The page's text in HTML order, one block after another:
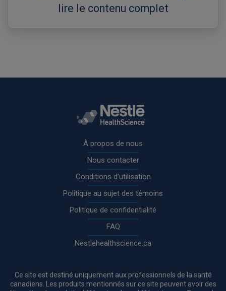
lire le contenu complet
À propos de nous
Nous contacter
Conditions d’utilisation
Politique au sujet des témoins
Politique de confidentialité
FAQ
Nestlehealthscience.ca
Ce site est destiné uniquement aux professionnels de la santé
canadiens. Les produits mentionnés sur ce site peuvent avoir des